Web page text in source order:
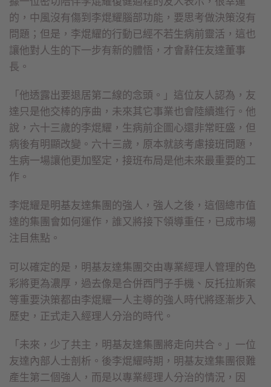
的，中風沒有傷到李焜耀腦部功能，要思考做決策沒有
問題；但是，李焜耀的行動已經不若生病前靈活，這也
讓他對人生的下一步有新的體悟，才會辭任友達董事
長。
「他透露出要退居第二線的念頭。」這位友人認為，友
達只是他交棒的序曲，未來其它事業也會陸續進行。他
說，六十三歲的李焜耀，生病前企圖心還非常旺盛，但
病後有明顯改變。六十三歲，原本就該考慮接班問題，
生病一場讓他更加堅定，接班布局是他未來最重要的工
作。
李焜耀是明基友達集團的強人，強人之後，這個總市值
達的集團會如何運作，誰又將接下領導重任，已成市場
注目焦點。
可以確定的是，明基友達集團交由專業經理人管理的色
彩將更為濃厚，過去像是合併西門子手機、反托拉斯案
等重要決策都由李焜耀一人主導的強人時代將逐漸步入
歷史，正式走入經理人分治的時代。
「未來，少了共主，明基友達集團將走向共合。」一位
友達內部人士剖析。後李焜耀時期，明基友達集團很難
產生第二個強人，而是以專業經理人分治的情況，因